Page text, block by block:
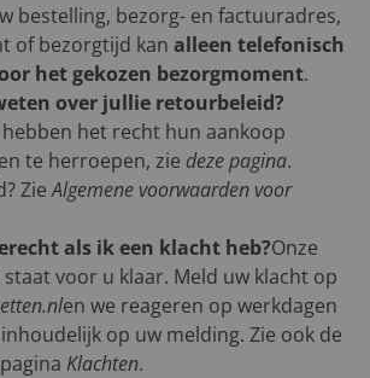
bestelling, bezorg- en factuuradres,
of bezorgtijd kan alleen telefonisch
het gekozen bezorgmoment.
over jullie retourbeleid?
het recht hun aankoop
te herroepen, zie deze pagina.
ZieAlgemene voorwaarden voor
als ik een klacht heb?Onze
voor u klaar. Meld uw klacht op
en we reageren op werkdagen
op uw melding. Zie ook de
Klachten.